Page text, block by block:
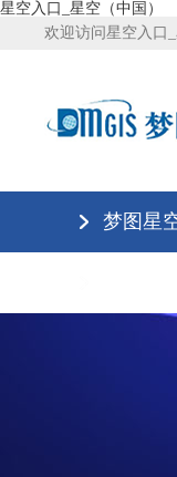
星空入口_星空（中国）
欢迎访问星空入口
梦图星